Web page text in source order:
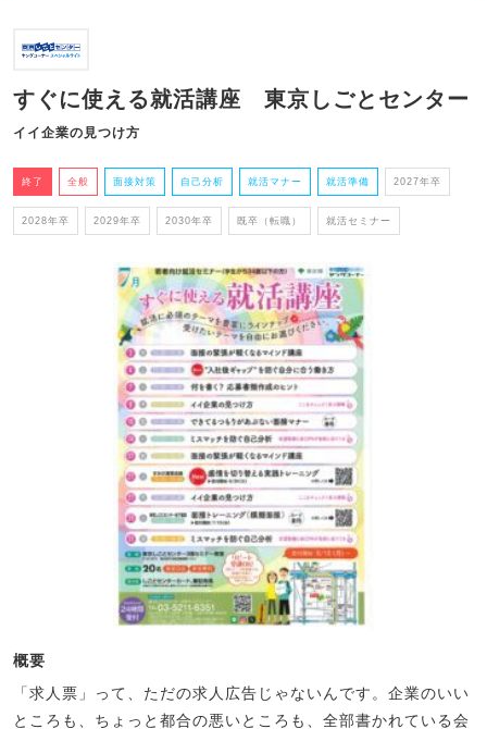
すぐに使える就活講座 東京しごとセンター
イイ企業の見つけ方
終了 全般 面接対策 自己分析 就活マナー 就活準備 2027年卒
2028年卒 2029年卒 2030年卒 既卒（転職） 就活セミナー
概要
「求人票」って、ただの求人広告じゃないんです。企業のいい
ところも、ちょっと都合の悪いところも、全部書かれている会